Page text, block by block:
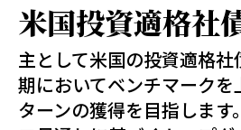
米国投資適格社
主として米国の投資適格
期においてベンチマークを
ターンの獲得を目指します